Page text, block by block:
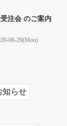
注会 のご案内
06-29(Mon)
知らせ